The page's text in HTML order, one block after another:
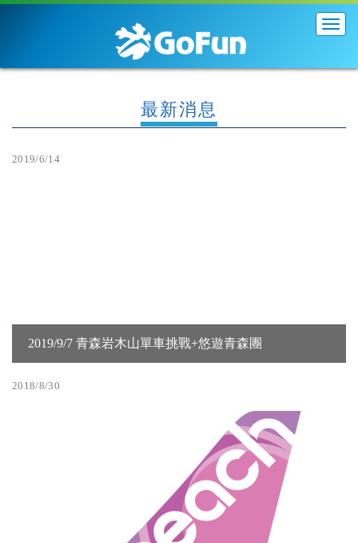
展
覽
最新消息
2019/6/14
2019/9/7 青森岩木山單車挑戰+悠遊青森團
2018/8/30